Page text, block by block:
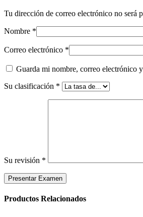
Tu dirección de correo electrónico no será
Nombre *
Correo electrónico *
Guarda mi nombre, correo electrónico
Su clasificación *
Su revisión *
Productos Relacionados